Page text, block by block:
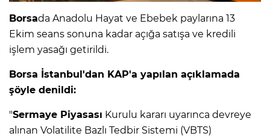
Borsada Anadolu Hayat ve Ebebek paylarına 13
Ekim seans sonuna kadar açığa satışa ve kredili
işlem yasağı getirildi.
Borsa İstanbul'dan KAP'a yapılan açıklamada
şöyle denildi:
"Sermaye Piyasası Kurulu kararı uyarınca devreye
alınan Volatilite Bazlı Tedbir Sistemi (VBTS)